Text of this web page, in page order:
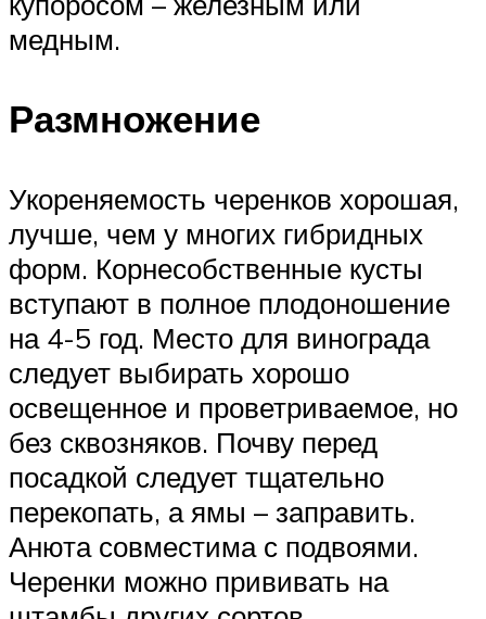
медным.
Размножение
Укореняемость черенков хорошая,
лучше, чем у многих гибридных
форм. Корнесобственные кусты
вступают в полное плодоношение
на 4-5 год. Место для винограда
следует выбирать хорошо
освещенное и проветриваемое, но
без сквозняков. Почву перед
посадкой следует тщательно
перекопать, а ямы – заправить.
Анюта совместима с подвоями.
Черенки можно прививать на